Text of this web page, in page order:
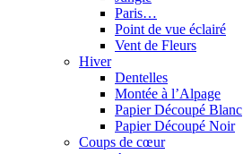
Paris…
Point de vue éclairé
Vent de Fleurs
Hiver
Dentelles
Montée à l’Alpage
Papier Découpé Blanc
Papier Découpé Noir
Coups de cœur